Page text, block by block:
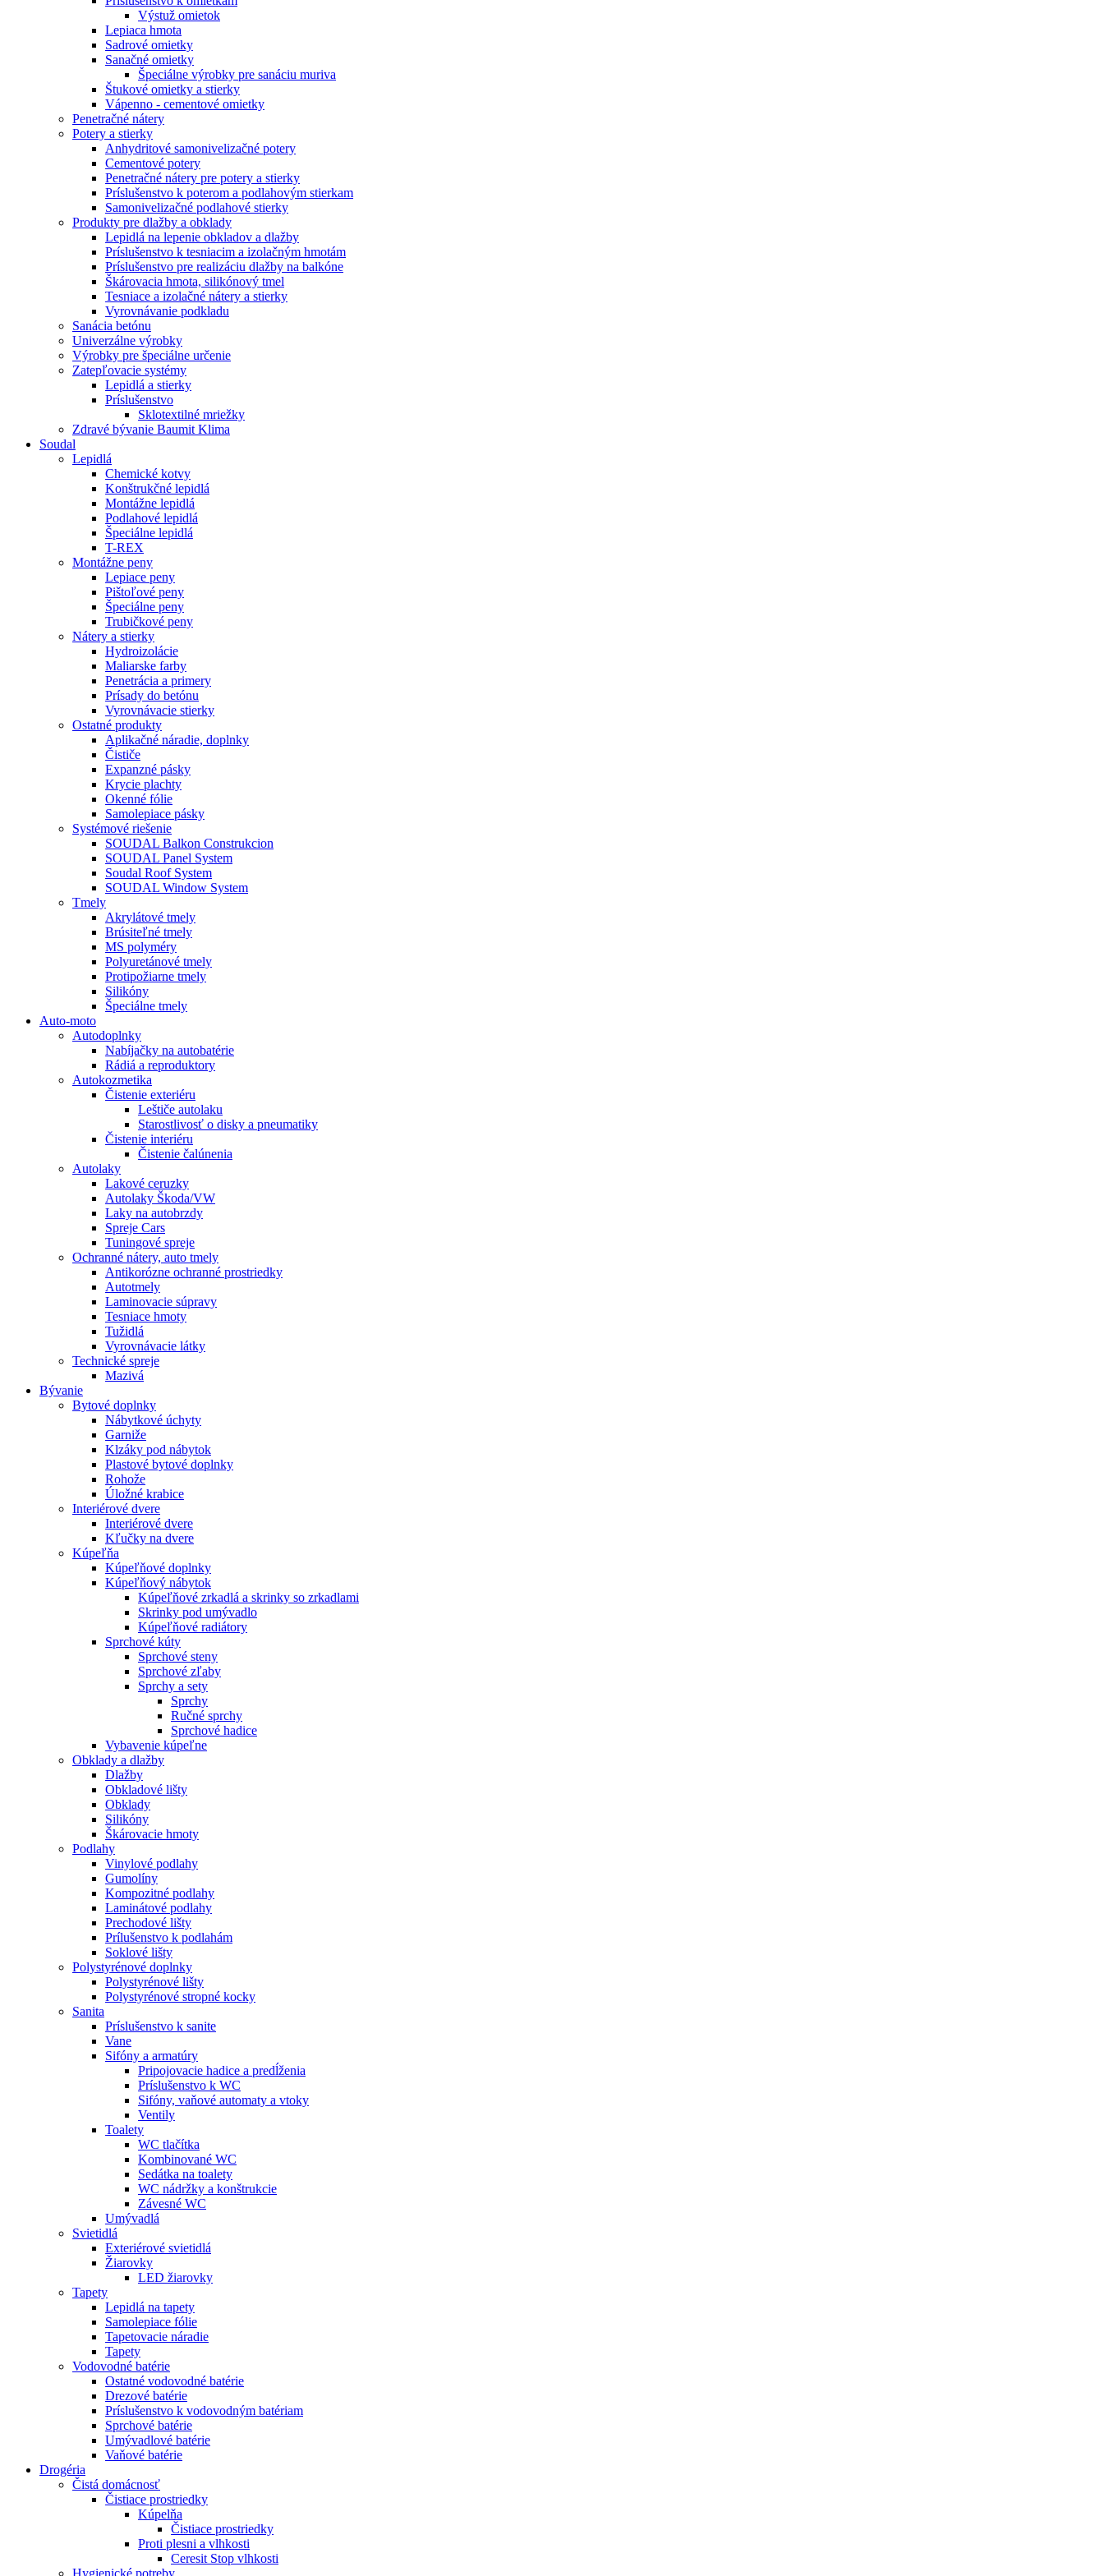
Výstuž omietok
Lepiaca hmota
Sadrové omietky
Sanačné omietky
Špeciálne výrobky pre sanáciu muriva
Štukové omietky a stierky
Vápenno - cementové omietky
Penetračné nátery
Potery a stierky
Anhydritové samonivelizačné potery
Cementové potery
Penetračné nátery pre potery a stierky
Príslušenstvo k poterom a podlahovým stierkam
Samonivelizačné podlahové stierky
Produkty pre dlažby a obklady
Lepidlá na lepenie obkladov a dlažby
Príslušenstvo k tesniacim a izolačným hmotám
Príslušenstvo pre realizáciu dlažby na balkóne
Škárovacia hmota, silikónový tmel
Tesniace a izolačné nátery a stierky
Vyrovnávanie podkladu
Sanácia betónu
Univerzálne výrobky
Výrobky pre špeciálne určenie
Zatepľovacie systémy
Lepidlá a stierky
Príslušenstvo
Sklotextilné mriežky
Zdravé bývanie Baumit Klima
Soudal
Lepidlá
Chemické kotvy
Konštrukčné lepidlá
Montážne lepidlá
Podlahové lepidlá
Špeciálne lepidlá
T-REX
Montážne peny
Lepiace peny
Pištoľové peny
Špeciálne peny
Trubičkové peny
Nátery a stierky
Hydroizolácie
Maliarske farby
Penetrácia a primery
Prísady do betónu
Vyrovnávacie stierky
Ostatné produkty
Aplikačné náradie, doplnky
Čističe
Expanzné pásky
Krycie plachty
Okenné fólie
Samolepiace pásky
Systémové riešenie
SOUDAL Balkon Construkcion
SOUDAL Panel System
Soudal Roof System
SOUDAL Window System
Tmely
Akrylátové tmely
Brúsiteľné tmely
MS polyméry
Polyuretánové tmely
Protipožiarne tmely
Silikóny
Špeciálne tmely
Auto-moto
Autodoplnky
Nabíjačky na autobatérie
Rádiá a reproduktory
Autokozmetika
Čistenie exteriéru
Leštiče autolaku
Starostlivosť o disky a pneumatiky
Čistenie interiéru
Čistenie čalúnenia
Autolaky
Lakové ceruzky
Autolaky Škoda/VW
Laky na autobrzdy
Spreje Cars
Tuningové spreje
Ochranné nátery, auto tmely
Antikorózne ochranné prostriedky
Autotmely
Laminovacie súpravy
Tesniace hmoty
Tužidlá
Vyrovnávacie látky
Technické spreje
Mazivá
Bývanie
Bytové doplnky
Nábytkové úchyty
Garniže
Klzáky pod nábytok
Plastové bytové doplnky
Rohože
Úložné krabice
Interiérové dvere
Interiérové dvere
Kľučky na dvere
Kúpeľňa
Kúpeľňové doplnky
Kúpeľňový nábytok
Kúpeľňové zrkadlá a skrinky so zrkadlami
Skrinky pod umývadlo
Kúpeľňové radiátory
Sprchové kúty
Sprchové steny
Sprchové zľaby
Sprchy a sety
Sprchy
Ručné sprchy
Sprchové hadice
Vybavenie kúpeľne
Obklady a dlažby
Dlažby
Obkladové lišty
Obklady
Silikóny
Škárovacie hmoty
Podlahy
Vinylové podlahy
Gumolíny
Kompozitné podlahy
Laminátové podlahy
Prechodové lišty
Prílušenstvo k podlahám
Soklové lišty
Polystyrénové doplnky
Polystyrénové lišty
Polystyrénové stropné kocky
Sanita
Príslušenstvo k sanite
Vane
Sifóny a armatúry
Pripojovacie hadice a predĺženia
Príslušenstvo k WC
Sifóny, vaňové automaty a vtoky
Ventily
Toalety
WC tlačítka
Kombinované WC
Sedátka na toalety
WC nádržky a konštrukcie
Závesné WC
Umývadlá
Svietidlá
Exteriérové svietidlá
Žiarovky
LED žiarovky
Tapety
Lepidlá na tapety
Samolepiace fólie
Tapetovacie náradie
Tapety
Vodovodné batérie
Ostatné vodovodné batérie
Drezové batérie
Príslušenstvo k vodovodným batériam
Sprchové batérie
Umývadlové batérie
Vaňové batérie
Drogéria
Čistá domácnosť
Čistiace prostriedky
Kúpelňa
Čistiace prostriedky
Proti plesni a vlhkosti
Ceresit Stop vlhkosti
Hygienické potreby